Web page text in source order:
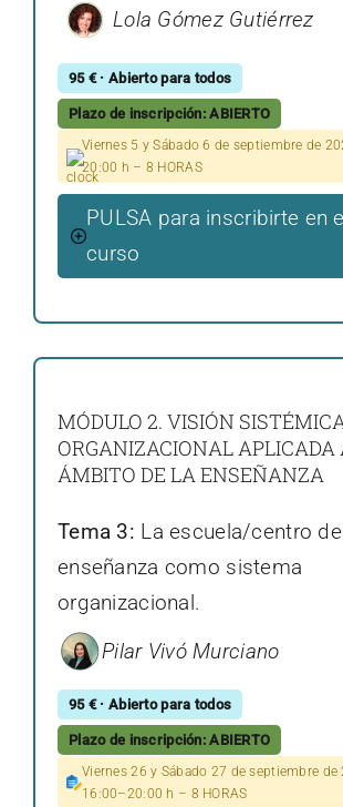
Lola Gómez Gutiérrez
95 € · Abierto para todos
Plazo de inscripción: ABIERTO
Viernes 5 y Sábado 6 de septiembre de
20:00 h – 8 HORAS
PULSA para inscribirte en
curso
MÓDULO 2. VISIÓN
ORGANIZACIONAL APLICADA
ÁMBITO DE LA ENSEÑANZA
Tema 3: La escuela/centro de
enseñanza como sistema
organizacional.
Pilar Vivó Murciano
95 € · Abierto para todos
Plazo de inscripción: ABIERTO
Viernes 26 y Sábado 27 de septiembre de
16:00–20:00 h – 8 HORAS